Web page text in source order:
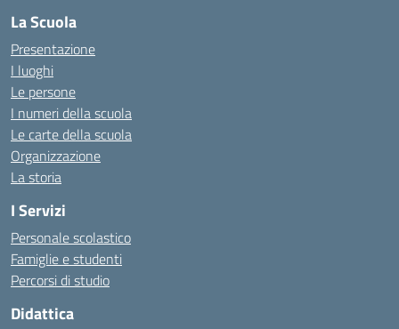
La Scuola
Presentazione
I luoghi
Le persone
I numeri della scuola
Le carte della scuola
Organizzazione
La storia
I Servizi
Personale scolastico
Famiglie e studenti
Percorsi di studio
Didattica